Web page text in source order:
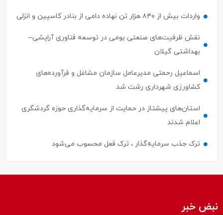
واردات بیش از ۸۴۰ هزار تن نهاده دامی از بنادر كاسپین و انزلی
نقش ظرفیت‌های صنعتی بومی در توسعه فناوری آرایشی–
بهداشتی گیلان
اسماعیل رحمتی مدیرعامل سازمان مشاغل و فرآورده‌های
کشاورزی شهرداری رشت شد
استان‌های پیشتاز در حمایت از سرمایه‌گذاری حوزه گردشگری
اعلام شدند
ترک جذب سرمایه‌گذار ، ترک فعل محسوب می‌شود
نبض خبر